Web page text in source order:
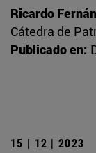
Ricardo
Cátedra de
Publicado en:
15 | 12 | 2023